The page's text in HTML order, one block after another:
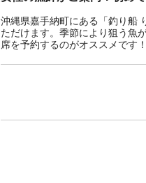
沖縄県嘉手納町にある「釣り船
ただけます。季節により狙う魚
席を予約するのがオススメです